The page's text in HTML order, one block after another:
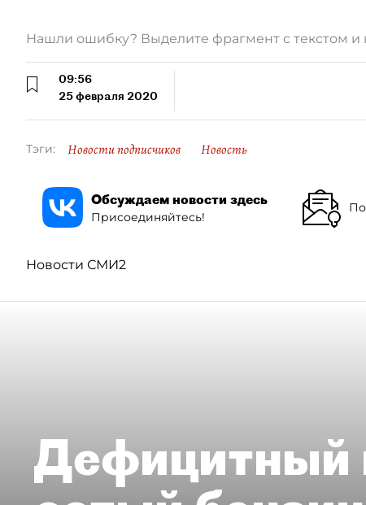
Нашли ошибку? Выделите фрагмент с текстом и
09:56
25 февраля 2020
Тэги: Новости подписчиков Новость
Обсуждаем новости здесь
Присоединяйтесь!
Новости СМИ2
Дефицитный